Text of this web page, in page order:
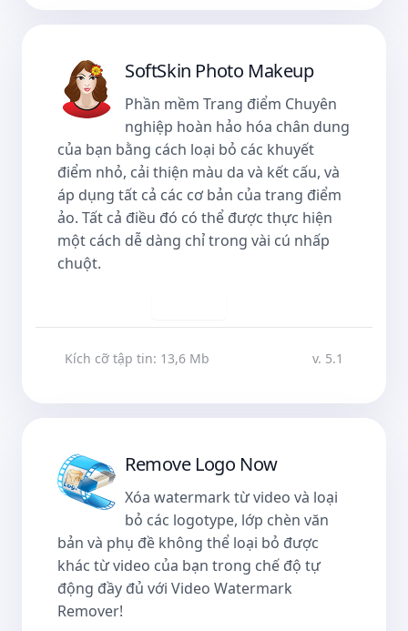
SoftSkin Photo Makeup
Phần mềm Trang điểm Chuyên
nghiệp hoàn hảo hóa chân dung
của bạn bằng cách loại bỏ các khuyết
điểm nhỏ, cải thiện màu da và kết cấu, và
áp dụng tất cả các cơ bản của trang điểm
ảo. Tất cả điều đó có thể được thực hiện
một cách dễ dàng chỉ trong vài cú nhấp
chuột.
Kích cỡ tập tin: 13,6 Mb v. 5.1
Remove Logo Now
Xóa watermark từ video và loại
bỏ các logotype, lớp chèn văn
bản và phụ đề không thể loại bỏ được
khác từ video của bạn trong chế độ tự
động đầy đủ với Video Watermark
Remover!